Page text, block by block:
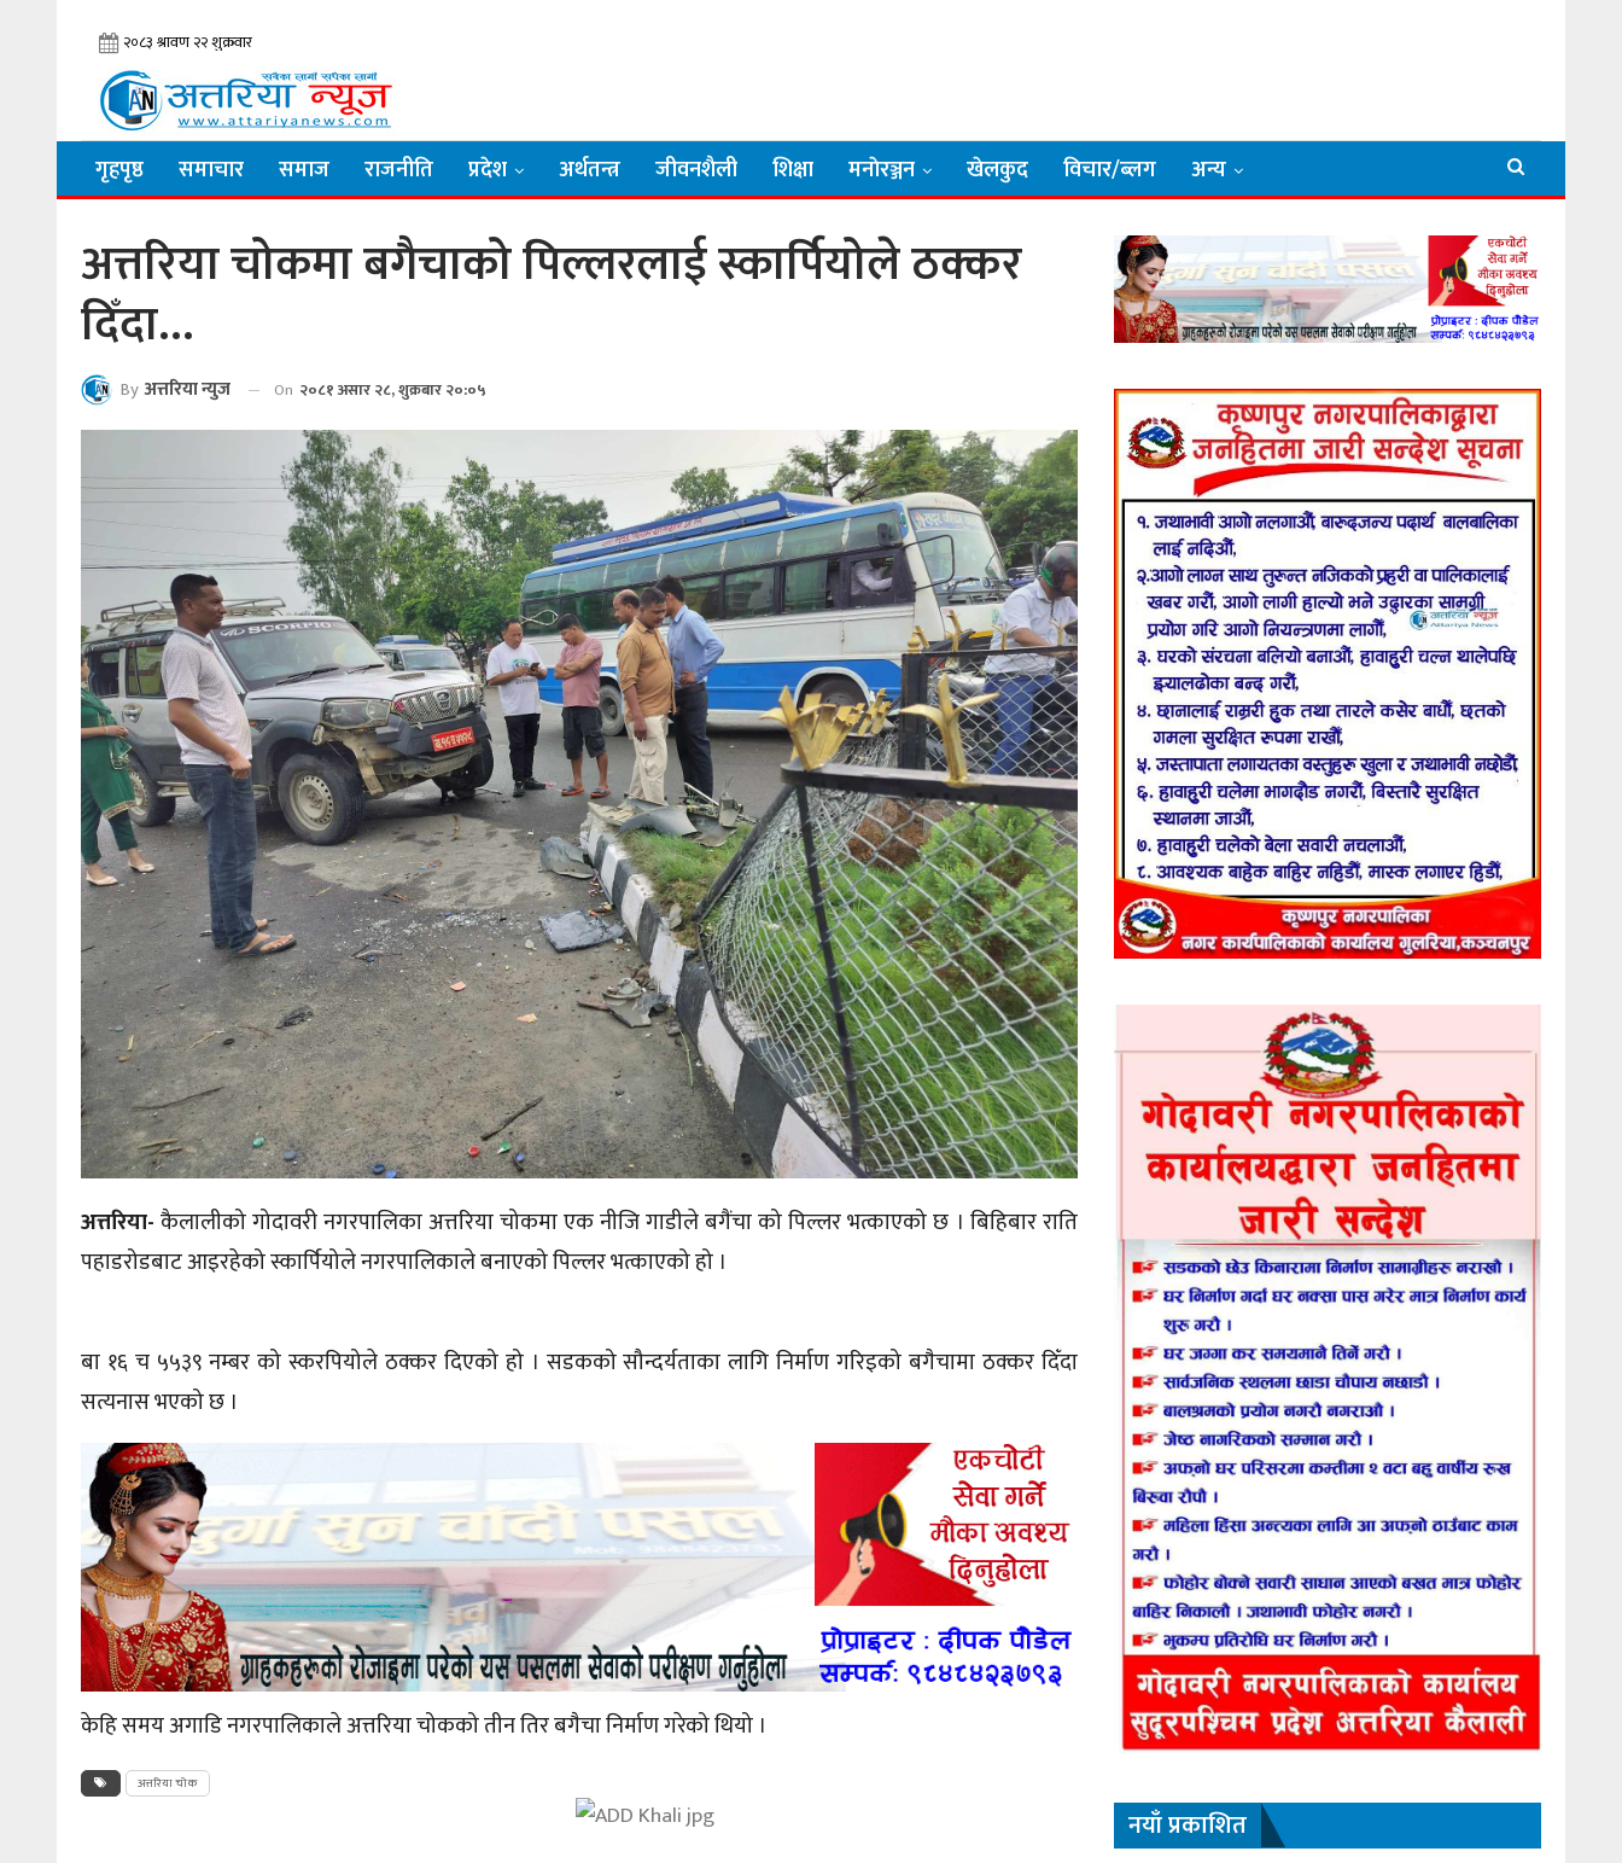
गृहपृष्ठ समाचार समाज राजनीति प्रदेश अर्थतन्त्र जीवनशैली शिक्षा मनाेरञ्जन खेलकुद विचार/ब्लग अन्य
अत्तरिया चोकमा बगैचाको पिल्लरलाई स्कार्पियोले ठक्कर
दिँदा…
By अत्तरिया न्युज On २०८१ असार २८, शुक्रबार २०:०५
अत्तरिया-कैलालीको गोदावरी नगरपालिका अत्तरिया चोकमा एक नीजि गाडीले बगैंचा को पिल्लर भत्काएको छ । बिहिबार राति
पहाडरोडबाट आइरहेको स्कार्पियोले नगरपालिकाले बनाएको पिल्लर भत्काएको हो ।
बा १६ च ५५३९ नम्बर को स्करपियोले ठक्कर दिएको हो । सडकको सौन्दर्यताका लागि निर्माण गरिइको बगैचामा ठक्कर दिँदा
सत्यनास भएको छ ।
केहि समय अगाडि नगरपालिकाले अत्तरिया चोकको तीन तिर बगैचा निर्माण गरेको थियो ।
अत्तरिया चोक
नयाँ प्रकाशित